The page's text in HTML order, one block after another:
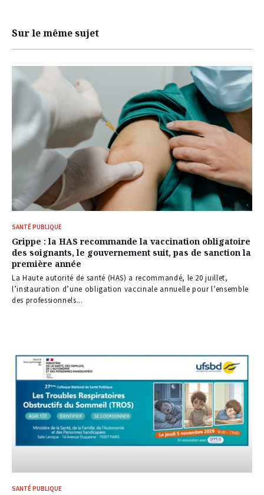
Sur le même sujet
SANTÉ PUBLIQUE
Grippe : la HAS recommande la vaccination obligatoire
des soignants, le gouvernement suit, pas de sanction la
première année
La Haute autorité de santé (HAS) a recommandé, le 20 juillet,
l’instauration d’une obligation vaccinale annuelle pour l’ensemble
des professionnels...
SANTÉ PUBLIQUE